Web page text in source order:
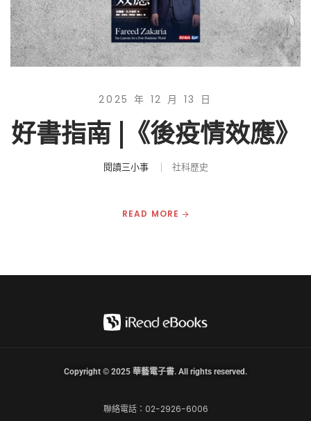
2025 年 12 月 13 日
好書指南 |《後疫情效應》
閱讀三小事 社科歷史
READ MORE
聯絡電話：02-2926-6006
Copyright © 2025 華藝電子書. All rights reserved.